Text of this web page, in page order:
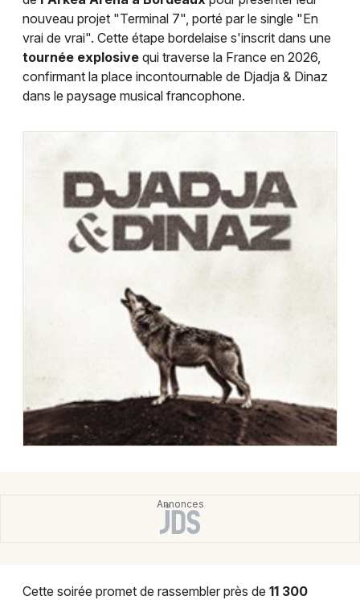
Actus à Bordeaux
Magazine à Bordeaux
33 - Gironde
Choisir mes départements
Je m'abonne
nouveau projet "Terminal 7", porté par le single "En
vrai de vrai". Cette étape bordelaise s'inscrit dans une
tournée explosive qui traverse la France en 2026,
confirmant la place incontournable de Djadja & Dinaz
dans le paysage musical francophone.
Cette soirée promet de rassembler près de 11 300